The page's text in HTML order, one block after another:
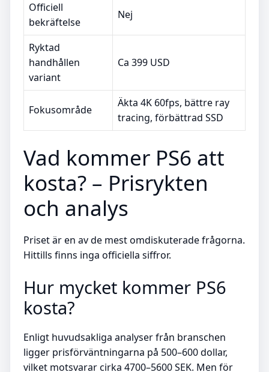
Officiell
bekräftelse
Nej
Ryktad
handhållen
variant
Ca 399 USD
Fokusområde
Äkta 4K 60fps, bättre ray
tracing, förbättrad SSD
Vad kommer PS6 att
kosta? – Prisrykten
och analys
Priset är en av de mest omdiskuterade frågorna.
Hittills finns inga officiella siffror.
Hur mycket kommer PS6
kosta?
Enligt huvudsakliga analyser från branschen
ligger prisförväntningarna på 500–600 dollar,
vilket motsvarar cirka 4700–5600 SEK. Men för